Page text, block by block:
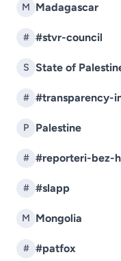
M Madagascar
# #stvr-council
S State of
# #transparency-
P Palestine
# #reporteri-bez-
# #slapp
M Mongolia
# #patfox